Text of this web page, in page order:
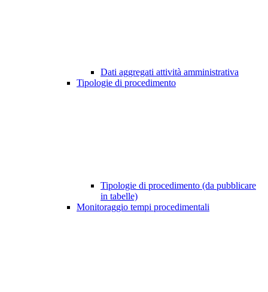
Dati aggregati attività amministrativa
Tipologie di procedimento
Tipologie di procedimento (da pubblicare
in tabelle)
Monitoraggio tempi procedimentali